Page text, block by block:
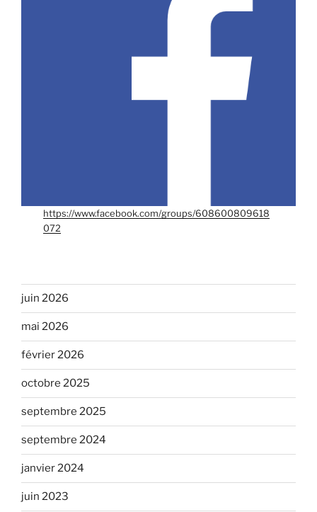
https://www.facebook.com/groups/608600809618
072
juin 2026
mai 2026
février 2026
octobre 2025
septembre 2025
septembre 2024
janvier 2024
juin 2023